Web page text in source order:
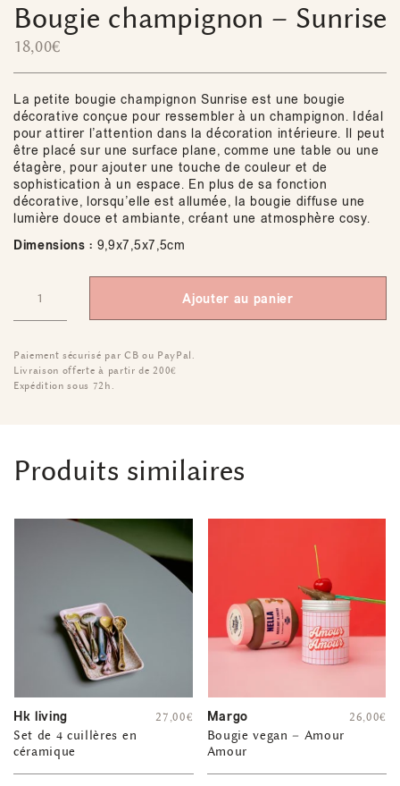
Bougie champignon – Sunrise
18,00€
La petite bougie champignon Sunrise est une bougie
décorative conçue pour ressembler à un champignon. Idéal
pour attirer l’attention dans la décoration intérieure. Il peut
être placé sur une surface plane, comme une table ou une
étagère, pour ajouter une touche de couleur et de
sophistication à un espace. En plus de sa fonction
décorative, lorsqu’elle est allumée, la bougie diffuse une
lumière douce et ambiante, créant une atmosphère cosy.
Dimensions : 9,9x7,5x7,5cm
Ajouter au panier
Paiement sécurisé par CB ou PayPal.
Livraison offerte à partir de 200€
Expédition sous 72h.
Produits similaires
Hk living
Set de 4 cuillères en
céramique
27,00€ Margo
Bougie vegan – Amour
Amour
26,00€